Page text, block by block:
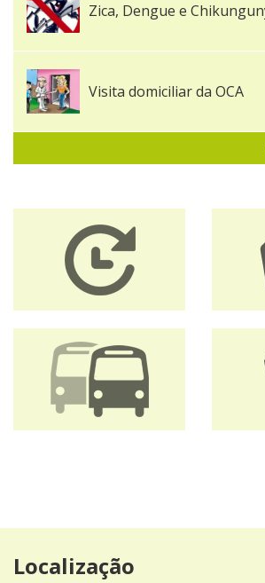
Zica, Dengue e
Visita domiciliar da OCA
Localização